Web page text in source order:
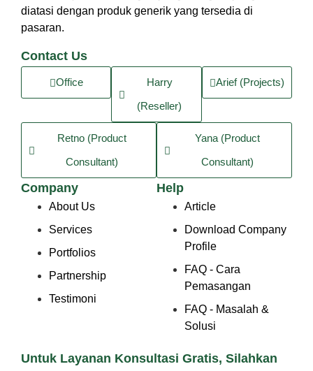
diatasi dengan produk generik yang tersedia di
pasaran.
Contact Us
Office
Harry
(Reseller)
Arief (Projects)
Retno (Product
Consultant)
Yana (Product
Consultant)
Company
About Us
Services
Portfolios
Partnership
Testimoni
Help
Article
Download Company
Profile
FAQ - Cara
Pemasangan
FAQ - Masalah &
Solusi
Untuk Layanan Konsultasi Gratis, Silahkan